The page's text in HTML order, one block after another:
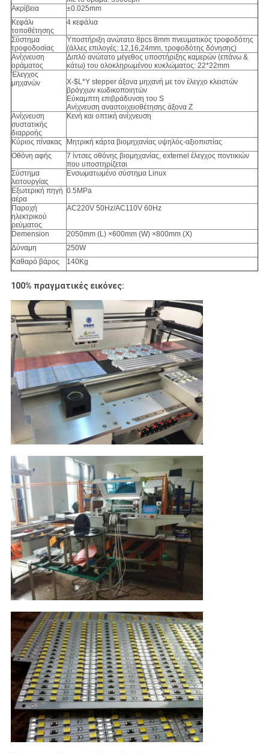
Ακρίβεια
±0.025mm
Κεφάλι
τοποθέτησης
4 κεφάλια
Σύστημα
τροφοδοσίας
Υποστήριξη ανώτατο 8pcs 8mm πνευματικός τροφοδότης
(άλλες επιλογές: 12,16,24mm, τροφοδότης δόνησης)
Ανίχνευση
οράματος
Διπλό ανώτατο μέγεθος υποστήριξης καμερών (επάνω &
κάτω) του ολοκληρωμένου κυκλώματος: 22*22mm
Έλεγχος
μηχανών
X-$L*Y stepper άξονα μηχανή με τον έλεγχο κλειστών
βρόγχων κωδικοποιητών
Εύκαμπτη επιβράδυνση του S
Ανίχνευση αναστοιχειοθέτησης άξονα Ζ
Ανίχνευση
συστατικής
διαρροής
Κενή και οπτική ανίχνευση
Κύριος πίνακας
Μητρική κάρτα βιομηχανίας υψηλός-αξιοπιστίας
Οθόνη αφής
7 ίντσες οθόνης βιομηχανίας, externel έλεγχος ποντικιών
που υποστηρίζεται
Σύστημα
λειτουργίας
Ενσωματωμένο σύστημα Linux
Εξωτερική πηγή
αέρα
0.5MPa
Παροχή
ηλεκτρικού
ρεύματος
AC220V 50Hz/AC110V 60Hz
Demension
2050mm (L) ×600mm (W) ×800mm (Χ)
Δύναμη
250W
Καθαρό βάρος
140Kg
100% πραγματικές εικόνες: